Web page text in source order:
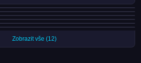
v každém ze svých posledních 8 zápasů
čistých kont
zápasů v řadě
ligových zápasů v řadě
každém ze svých posledních 6 zápasů
Zobrazit vše (12)